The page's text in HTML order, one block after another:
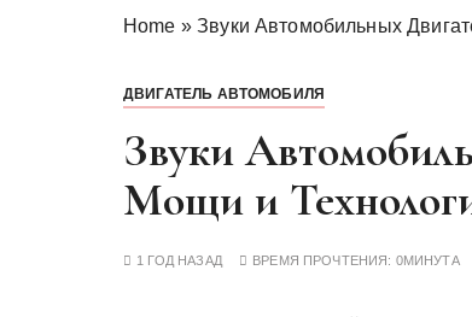
Home »Звуки Автомобильных
ДВИГАТЕЛЬ АВТОМОБИЛЯ
Звуки
Мощи и
1 ГОД НАЗАД ВРЕМЯ ПРОЧТЕНИЯ: 0МИНУТА